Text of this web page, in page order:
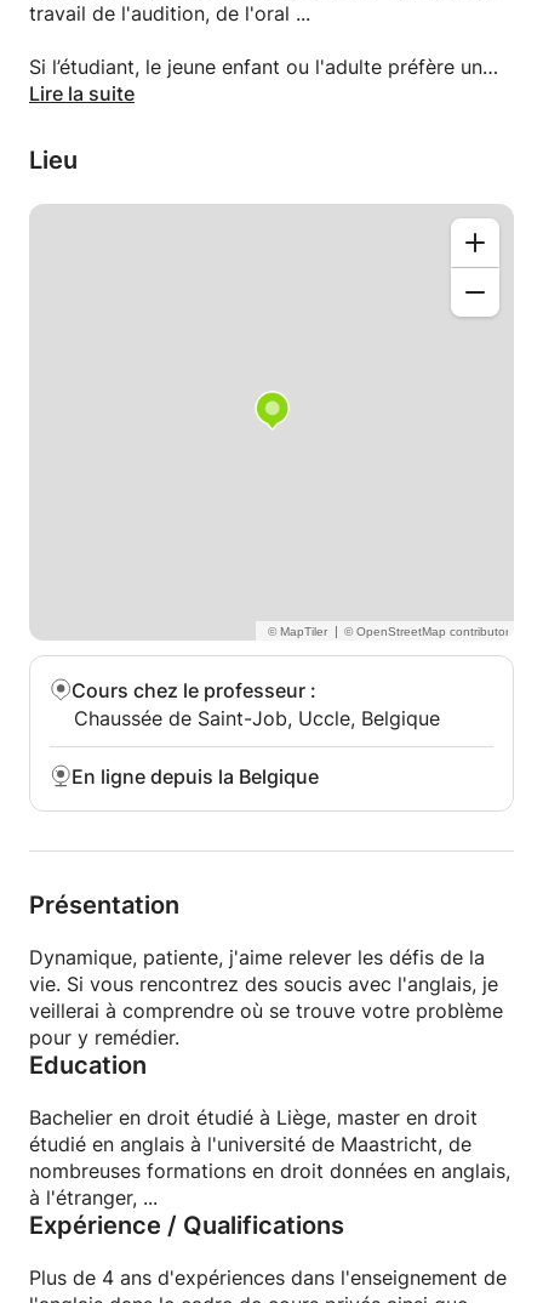
travail de l'audition, de l'oral ...
Si l’étudiant, le jeune enfant ou l'adulte préfère un
cours donné en immersion, ceci est tout à fait
De nature spontanée et joviale, je me ferai un grand
plaisir de vous aider!
Lire la suite
Lieu
|
Cours chez le professeur :
Chaussée de Saint-Job, Uccle, Belgique
En ligne depuis la Belgique
Présentation
Dynamique, patiente, j'aime relever les défis de la
vie. Si vous rencontrez des soucis avec l'anglais, je
veillerai à comprendre où se trouve votre problème
pour y remédier.
Education
Bachelier en droit étudié à Liège, master en droit
étudié en anglais à l'université de Maastricht, de
nombreuses formations en droit données en anglais,
à l'étranger, ...
Expérience / Qualifications
Plus de 4 ans d'expériences dans l'enseignement de